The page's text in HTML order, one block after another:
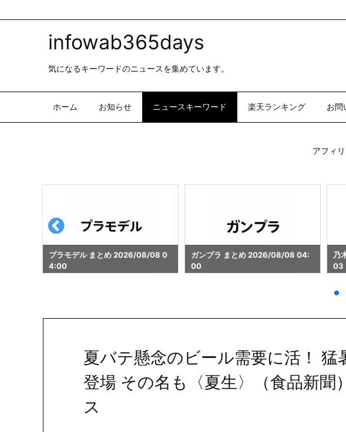
infowab365days
気になるキーワードのニュースを集めています。
ホーム お知らせ ニュースキーワード 楽天ランキング お問
アフィ
ガンプラ まとめ 2026/08/08 04:
00
乃木坂46 まとめ 2026/08/08 06:
03
日
03
夏バテ懸念のビール需要に活！ 猛
登場 その名も〈夏生〉（食品新聞
ス